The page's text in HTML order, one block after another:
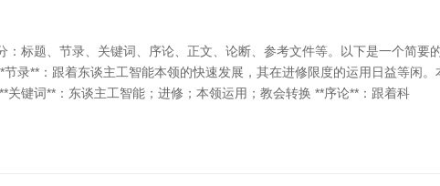
：标题、节录、关键词、序论、正文、论断、参考文件等。以下是一个简
录**：跟着东谈主工智能本领的快速发展，其在进修限度的运用日益等闲
键词**：东谈主工智能；进修；本领运用；教会转换 **序论**：跟着科